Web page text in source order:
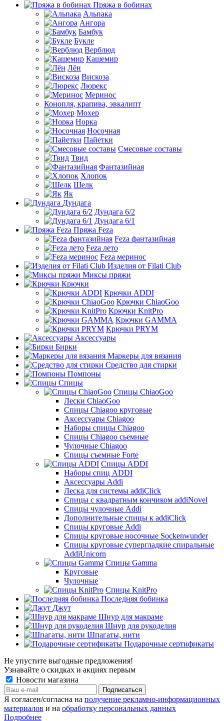
Пряжа в бобинах
Альпака
Ангора
Бамбук
Букле
Верблюд
Кашемир
Лён
Вискоза
Люрекс
Меринос
Конопля, крапива, эвкалипт
Мохер
Норка
Носочная
Пайетки
Смесовые составы
Твид
Фантазийная
Хлопок
Шелк
Як
Дундага
Дундага 6/2
Дундага 6/1
Пряжа Feza
Feza фантазийная
Feza лето
Feza меринос
Изделия от Filati Club
Миксы пряжи
Крючки
Крючки ADDI
Крючки ChiaoGoo
Крючки KnitPro
Крючки GAMMA
Крючки PRYM
Аксессуары
Бирки
Маркеры для вязания
Средство для стирки
Помпоны
Спицы
Спицы ChiaoGoo
Лески ChiaoGoo
Cпицы Сhiagoo круговые
Аксессуары Chiagoo
Наборы спицы Chiagoo
Спицы Chiagoo сьемные
Чулочные Chiagoo
Спицы съемные Forte
Спицы ADDI
Наборы спиц ADDI
Аксессуары Addi
Леска для системы addiClick
Спицы с квадратным кончиком addiNovel
Спицы чулочные Addi
Дополнительные спицы к addiClick
Спицы круговые Addi
Спицы круговые носочные Sockenwunder
Спицы круговые супергладкие спиральные
AddiUnicorn
Спицы Gamma
Круговые
Чулочные
Спицы KnitPro
Последняя бобинка
Джут
Шнур для макраме
Шнур для рукоделия
Шпагаты, нити
Подарочные сертификаты
Не упустите выгодные предложения!
Узнавайте о скидках и акциях первым
Новости магазина
Я согласен/согласна на получение рекламно-информационных
материалов и на обработку персональных данных
Подробнее